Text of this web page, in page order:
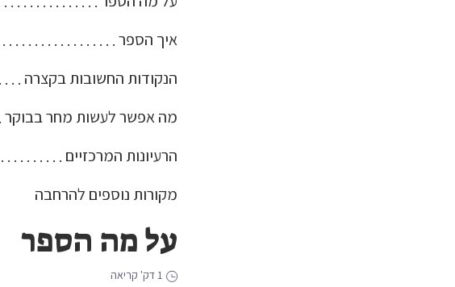
איך הספר
הנקודות החשובות בקצרה
מה אפשר לעשות מחר בבוקר
הרעיונות המרכזיים
מקורות נוספים להרחבה
על מה הספר